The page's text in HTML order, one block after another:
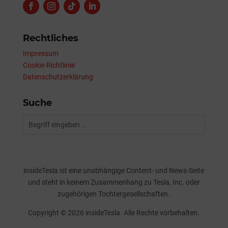
Rechtliches
Impressum
Cookie-Richtlinie
Datenschutzerklärung
Suche
insideTesla ist eine unabhängige Content- und News-Seite
und steht in keinem Zusammenhang zu Tesla, Inc. oder
zugehörigen Tochtergesellschaften.
Copyright © 2026 insideTesla. Alle Rechte vorbehalten.